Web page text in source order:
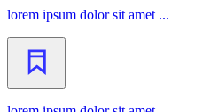
lorem ipsum dolor sit amet ...